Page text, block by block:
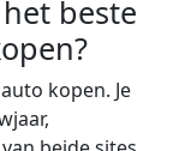
beste
kopen. Je